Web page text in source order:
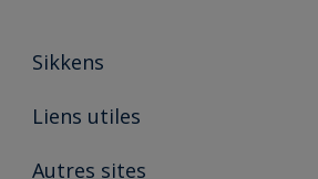
Sikkens
A propos de Sikkens
Liens utiles
Ouvrir un magasin PASS
Autres sites